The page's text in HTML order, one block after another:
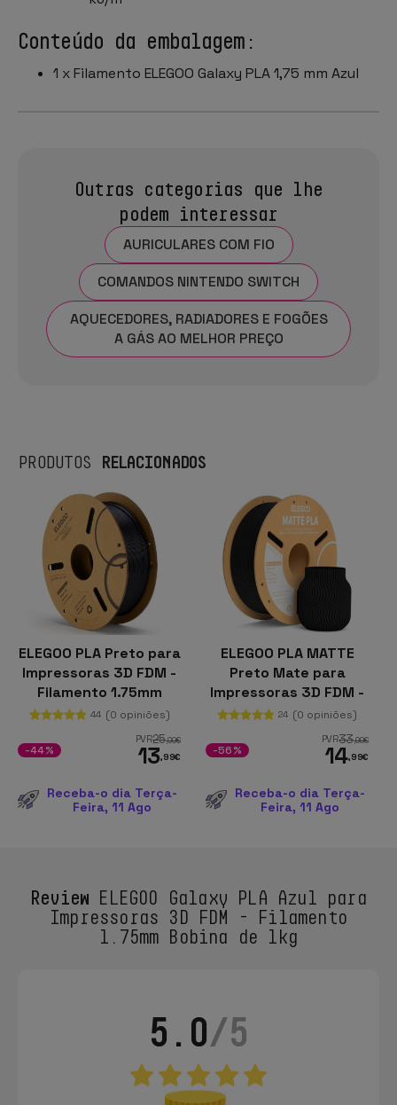
Conteúdo da embalagem:
1 x Filamento ELEGOO Galaxy PLA 1,75 mm Azul
Outras categorias que lhe
podem interessar
AURICULARES COM FIO
COMANDOS NINTENDO SWITCH
AQUECEDORES, RADIADORES E FOGÕES
A GÁS AO MELHOR PREÇO
PRODUTOS RELACIONADOS
ELEGOO PLA Preto para
Impressoras 3D FDM -
Filamento 1.75mm
Bobina de 1kg
44 (0 opiniões)
PVR25,00€
13,99€
-44%
Receba-o dia Terça-
Feira, 11 Ago
ELEGOO PLA MATTE
Preto Mate para
Impressoras 3D FDM -
Filamento 1.75mm
Bobina de 1kg
24 (0 opiniões)
PVR33,99€
14,99€
-56%
Receba-o dia Terça-
Feira, 11 Ago
Review ELEGOO Galaxy PLA Azul para
Impressoras 3D FDM - Filamento
1.75mm Bobina de 1kg
5.0/5